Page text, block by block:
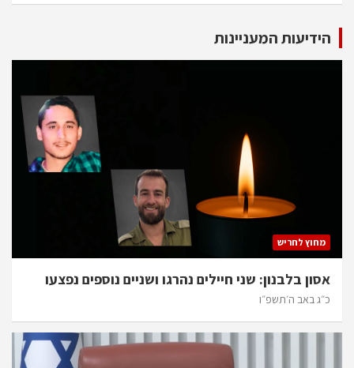
הידיעות המעניינות
מחוץ לחריש
אסון בלבנון: שני חיילים נהרגו ושניים נוספים נפצעו
כ״ג באב ה׳תשפ״ו